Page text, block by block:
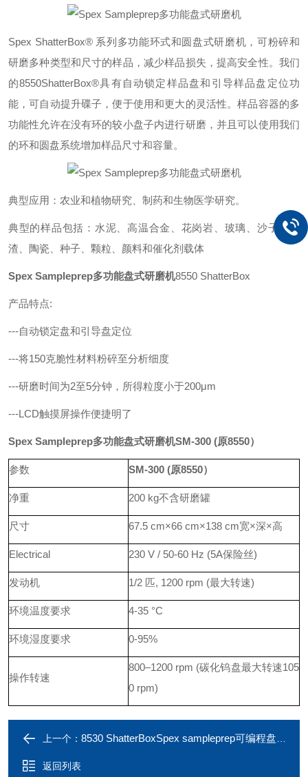
Spex ShatterBox® 系列多功能环式和圆盘式研磨机，可粉碎和
研磨多种类型和尺寸的样品，减少样品损失，提高安全性。我们
的8550ShatterBox®具有自动锁定样品盘和引导样品盘定位功
能，可自动提升碟子，便于使用和更大的灵活性。样品容器的多
功能性允许在没有环的较小盘子内进行研磨，并且可以使用我们
的环和圆盘系统增加样品尺寸和容量。
典型应用：农业和植物研究、制药和生物医学研究。
典型的样品包括：水泥、高温合金、花岗岩、玻璃、沙子、矿
渣、陶瓷、种子、颗粒、颜料和催化剂载体
Spex Sampleprep多功能盘式研磨机8550 ShatterBox
产品特点:
---自动锁定盘和引导盘定位
---将150克脆性材料粉碎至分析细度
---研磨时间为2至5分钟，所得粒度小于200μm
---LCD触摸屏操作便捷明了
Spex Sampleprep多功能盘式研磨机SM-300 (原8550）
参数 SM-300 (原8550）
净重 200 kg不含研磨罐
尺寸 67.5 cm×66 cm×138 cm宽×深×高
Electrical 230 V / 50-60 Hz (5A保险丝)
发动机 1/2 匹, 1200 rpm (最大转速)
环境温度要求 4-35 °C
环境湿度要求 0-95%
操作转速
800‒1200 rpm (碳化钨盘最大转速105
0 rpm)
上一个： 8530 ShatterBoxSpex sampleprep可编程盘式研磨仪
返回列表